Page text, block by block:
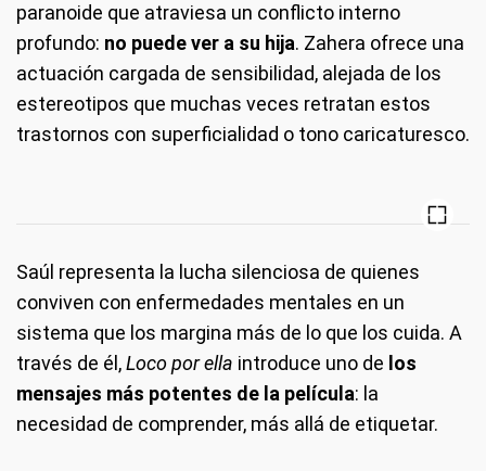
paranoide que atraviesa un conflicto interno
profundo: no puede ver a su hija. Zahera ofrece una
actuación cargada de sensibilidad, alejada de los
estereotipos que muchas veces retratan estos
trastornos con superficialidad o tono caricaturesco.
Saúl representa la lucha silenciosa de quienes
conviven con enfermedades mentales en un
sistema que los margina más de lo que los cuida. A
través de él,Loco por ella introduce uno de los
mensajes más potentes de la película: la
necesidad de comprender, más allá de etiquetar.